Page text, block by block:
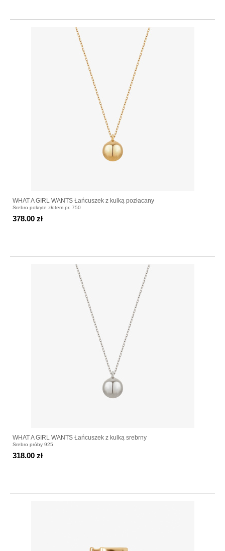
WHAT A GIRL WANTS Łańcuszek z kulką pozłacany
Srebro pokryte złotem pr. 750
378.00 zł
WHAT A GIRL WANTS Łańcuszek z kulką srebrny
Srebro próby 925
318.00 zł